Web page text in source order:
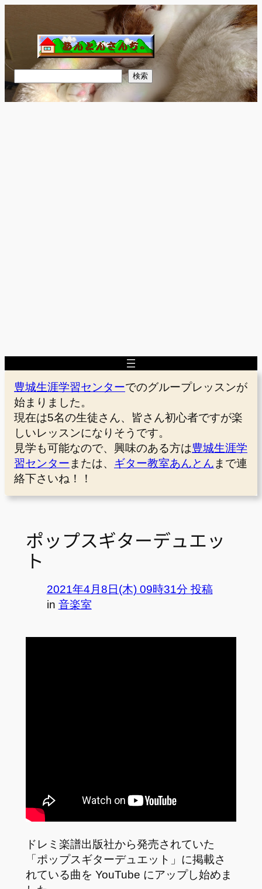
を
ス
キ
ッ
プ
索
検索
豊城生涯学習センターでのグループレッスンが
始まりました。
現在は5名の生徒さん、皆さん初心者ですが楽
しいレッスンになりそうです。
見学も可能なので、興味のある方は豊城生涯学
習センター または、 ギター教室あんとん まで連
絡下さいね！！
ポップスギターデュエッ
ト
2021年4月8日(木) 09時31分 投稿
in 音楽室
ドレミ楽譜出版社から発売されていた
「ポップスギターデュエット」に掲載さ
れている曲を YouTube にアップし始めま